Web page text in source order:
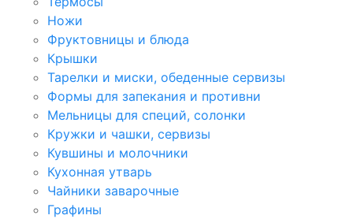
Ножи
Фруктовницы и блюда
Крышки
Тарелки и миски, обеденные сервизы
Формы для запекания и противни
Мельницы для специй, солонки
Кружки и чашки, сервизы
Кувшины и молочники
Кухонная утварь
Чайники заварочные
Графины